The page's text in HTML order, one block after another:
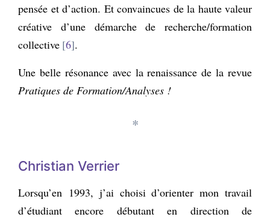
pensée et d’action. Et convaincues de la haute valeur
créative d’une démarche de recherche/formation
collective 6 .
Une belle résonance avec la renaissance de la revue
Pratiques de Formation/Analyses !
*
Christian Verrier
Lorsqu’en 1993, j’ai choisi d’orienter mon travail
d’étudiant encore débutant en direction de